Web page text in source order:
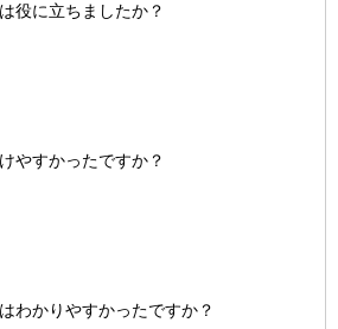
役に立ちましたか？
やすかったですか？
わかりやすかったですか？